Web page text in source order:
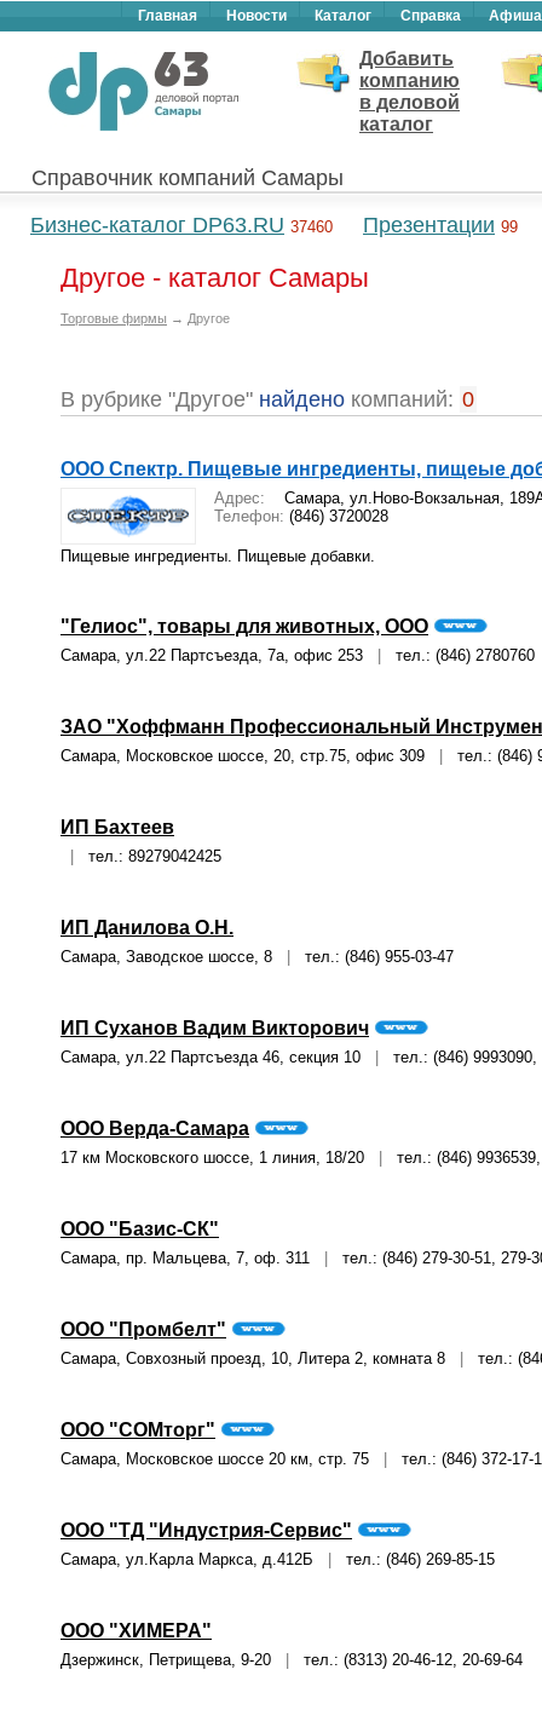
Главная Новости Каталог Справка Афиша
Добавить
компанию
в деловой
каталог
Справочник компаний Самары
Бизнес-каталог DP63.RU 37460 Презентации 99
Другое - каталог Самары
Торговые фирмы → Другое
В рубрике "Другое" найдено компаний: 0
ООО Спектр. Пищевые ингредиенты, пищеые
Адрес:
Самара, ул.Ново-Вокзальная,
Телефон: (846) 3720028
Пищевые ингредиенты. Пищевые добавки.
"Гелиос", товары для животных, ООО
Самара, ул.22 Партсъезда, 7а, офис 253 тел.: (846) 2780760
ЗАО "Хоффманн Профессиональный
Самара, Московское шоссе, 20, стр.75, офис 309 тел.: (846)
ИП Бахтеев
тел.: 89279042425
ИП Данилова О.Н.
Самара, Заводское шоссе, 8 тел.: (846) 955-03-47
ИП Суханов Вадим Викторович
Самара, ул.22 Партсъезда 46, секция 10 тел.: (846) 9993090,
ООО Верда-Самара
17 км Московского шоссе, 1 линия, 18/20 тел.: (846)
ООО "Базис-СК"
Самара, пр. Мальцева, 7, оф. 311 тел.: (846) 279-30-51, 279-
ООО "Промбелт"
Самара, Совхозный проезд, 10, Литера 2, комната 8 тел.:
ООО "СОМторг"
Самара, Московское шоссе 20 км, стр. 75 тел.: (846) 372-17-
ООО "ТД "Индустрия-Сервис"
Самара, ул.Карла Маркса, д.412Б тел.: (846) 269-85-15
ООО "ХИМЕРА"
Дзержинск, Петрищева, 9-20 тел.: (8313) 20-46-12, 20-69-64